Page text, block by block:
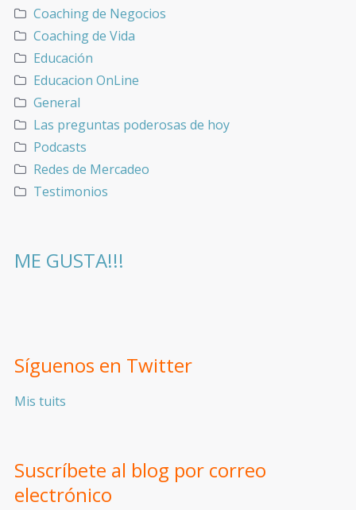
Coaching de Negocios
Coaching de Vida
Educación
Educacion OnLine
General
Las preguntas poderosas de hoy
Podcasts
Redes de Mercadeo
Testimonios
ME GUSTA!!!
Síguenos en Twitter
Mis tuits
Suscríbete al blog por correo
electrónico